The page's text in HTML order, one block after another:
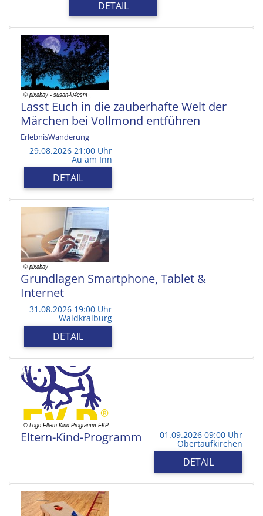
DETAIL
Lasst Euch in die zauberhafte Welt der
Märchen bei Vollmond entführen
ErlebnisWanderung
29.08.2026 21:00 Uhr
Au am Inn
DETAIL
Grundlagen Smartphone, Tablet &
Internet
31.08.2026 19:00 Uhr
Waldkraiburg
DETAIL
Eltern-Kind-Programm 01.09.2026 09:00 Uhr
Obertaufkirchen
DETAIL